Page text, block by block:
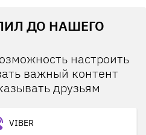
ДО НАШЕГО
настроить
важный контент
друзьям
VIBER